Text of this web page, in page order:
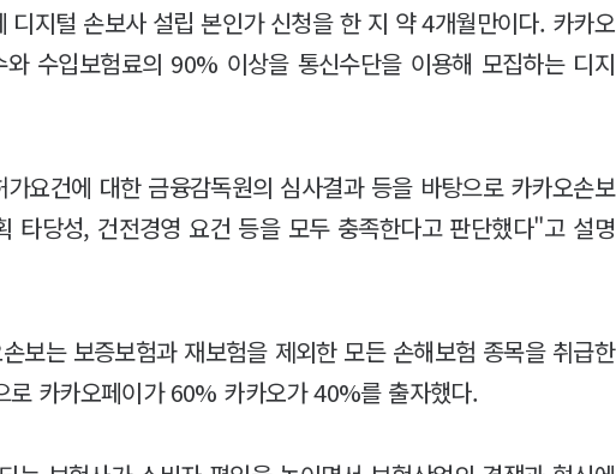
디지털 손보사 설립 본인가 신청을 한 지 약 4개월만이다. 카카오
수입보험료의 90% 이상을 통신수단을 이용해 모집하는 디지
요건에 대한 금융감독원의 심사결과 등을 바탕으로 카카오손보
타당성, 건전경영 요건 등을 모두 충족한다고 판단했다"고 설명
보는 보증보험과 재보험을 제외한 모든 손해보험 종목을 취급한
로 카카오페이가 60% 카카오가 40%를 출자했다.